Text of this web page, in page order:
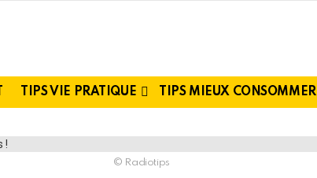
TIPS VIE PRATIQUE TIPS MIEUX CONSOMMER
© Radiotips